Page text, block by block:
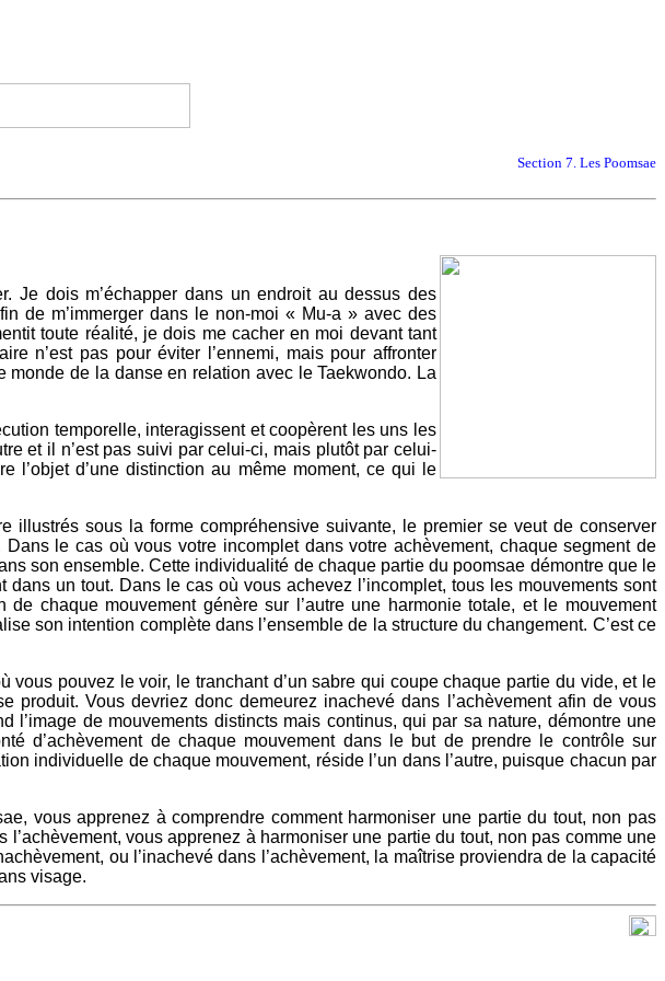
Section 7. Les Poomsae
Je dois m’échapper dans un endroit au dessus des
de m’immerger dans le non-moi « Mu-a » avec des
toute réalité, je dois me cacher en moi devant tant
n’est pas pour éviter l’ennemi, mais pour affronter
monde de la danse en relation avec le Taekwondo. La
temporelle, interagissent et coopèrent les uns les
et il n’est pas suivi par celui-ci, mais plutôt par celui-
l’objet d’une distinction au même moment, ce qui le
sous la forme compréhensive suivante, le premier se veut de conserver
Dans le cas où vous votre incomplet dans votre achèvement, chaque segment de
son ensemble. Cette individualité de chaque partie du poomsae démontre que le
un tout. Dans le cas où vous achevez l’incomplet, tous les mouvements sont
chaque mouvement génère sur l’autre une harmonie totale, et le mouvement
son intention complète dans l’ensemble de la structure du changement. C’est ce
vous pouvez le voir, le tranchant d’un sabre qui coupe chaque partie du vide, et le
produit. Vous devriez donc demeurez inachevé dans l’achèvement afin de vous
l’image de mouvements distincts mais continus, qui par sa nature, démontre une
d’achèvement de chaque mouvement dans le but de prendre le contrôle sur
individuelle de chaque mouvement, réside l’un dans l’autre, puisque chacun par
vous apprenez à comprendre comment harmoniser une partie du tout, non pas
vous apprenez à harmoniser une partie du tout, non pas comme une
ou l’inachevé dans l’achèvement, la maîtrise proviendra de la capacité
visage.